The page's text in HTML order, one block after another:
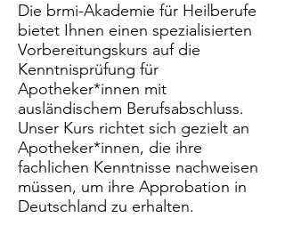
Die brmi-Akademie für Heilberufe
bietet Ihnen einen spezialisierten
Vorbereitungskurs auf die
Kenntnisprüfung für
Apotheker*innen mit
ausländischem Berufsabschluss.
Unser Kurs richtet sich gezielt an
Apotheker*innen, die ihre
fachlichen Kenntnisse nachweisen
müssen, um ihre Approbation in
Deutschland zu erhalten.